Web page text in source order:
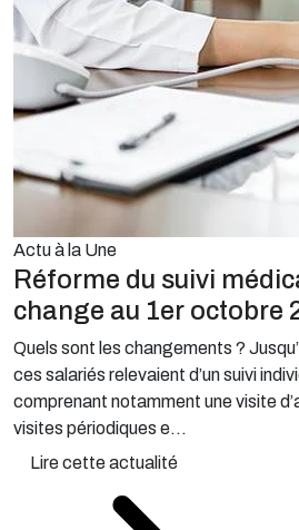
Actu à la Une
Réforme du suivi
change au 1er octobre
Quels sont les changements ?
ces salariés relevaient d’un suivi
comprenant notamment une visite
visites périodiques e...
Lire cette actualité